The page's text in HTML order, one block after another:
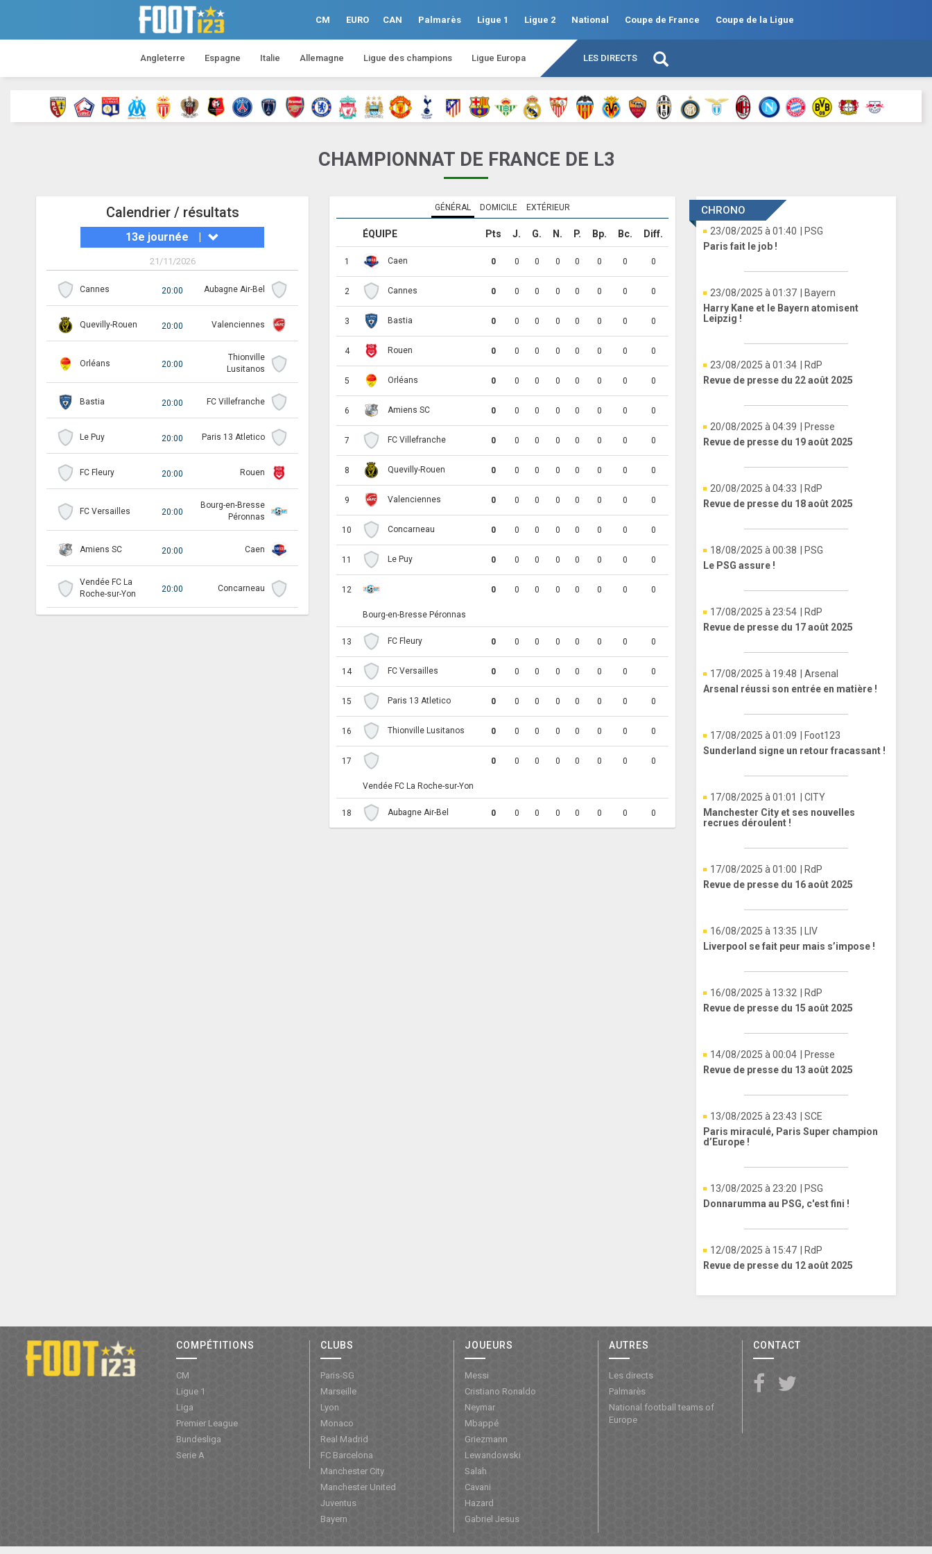
CM EURO CAN Palmarès Ligue 1 Ligue 2 National Coupe de France Coupe de la Ligue
Angleterre Espagne Italie Allemagne Ligue des champions Ligue Europa LES DIRECTS
CHAMPIONNAT DE FRANCE DE L3
Calendrier / résultats
13e journée |
21/11/2026
Cannes 20:00 Aubagne Air-Bel
Quevilly-Rouen 20:00 Valenciennes
Orléans 20:00
Thionville
Lusitanos
Bastia 20:00 FC Villefranche
Le Puy 20:00 Paris 13 Atletico
FC Fleury 20:00 Rouen
FC Versailles 20:00
Bourg-en-Bresse
Péronnas
Amiens SC 20:00 Caen
Vendée FC La
Roche-sur-Yon
20:00 Concarneau
GÉNÉRAL DOMICILE EXTÉRIEUR
ÉQUIPE Pts J. G. N. P. Bp. Bc. Diff.
1 Caen 0 0 0 0 0 0 0 0
2 Cannes 0 0 0 0 0 0 0 0
3 Bastia 0 0 0 0 0 0 0 0
4 Rouen 0 0 0 0 0 0 0 0
5 Orléans 0 0 0 0 0 0 0 0
6 Amiens SC 0 0 0 0 0 0 0 0
7 FC Villefranche 0 0 0 0 0 0 0 0
8 Quevilly-Rouen 0 0 0 0 0 0 0 0
9 Valenciennes 0 0 0 0 0 0 0 0
10 Concarneau 0 0 0 0 0 0 0 0
11 Le Puy 0 0 0 0 0 0 0 0
12
Bourg-en-Bresse Péronnas
0 0 0 0 0 0 0 0
13 FC Fleury 0 0 0 0 0 0 0 0
14 FC Versailles 0 0 0 0 0 0 0 0
15 Paris 13 Atletico 0 0 0 0 0 0 0 0
16 Thionville Lusitanos 0 0 0 0 0 0 0 0
17
Vendée FC La Roche-sur-Yon
0 0 0 0 0 0 0 0
18 Aubagne Air-Bel 0 0 0 0 0 0 0 0
CHRONO
23/08/2025 à 01:40
| PSG
Paris fait le job !
23/08/2025 à 01:37
| Bayern
Harry Kane et le Bayern atomisent
Leipzig !
23/08/2025 à 01:34
| RdP
Revue de presse du 22 août 2025
20/08/2025 à 04:39
| Presse
Revue de presse du 19 août 2025
20/08/2025 à 04:33
| RdP
Revue de presse du 18 août 2025
18/08/2025 à 00:38
| PSG
Le PSG assure !
17/08/2025 à 23:54
| RdP
Revue de presse du 17 août 2025
17/08/2025 à 19:48
| Arsenal
Arsenal réussi son entrée en matière !
17/08/2025 à 01:09
| Foot123
Sunderland signe un retour fracassant !
17/08/2025 à 01:01
| CITY
Manchester City et ses nouvelles
recrues déroulent !
17/08/2025 à 01:00
| RdP
Revue de presse du 16 août 2025
16/08/2025 à 13:35
| LIV
Liverpool se fait peur mais s’impose !
16/08/2025 à 13:32
| RdP
Revue de presse du 15 août 2025
14/08/2025 à 00:04
| Presse
Revue de presse du 13 août 2025
13/08/2025 à 23:43
| SCE
Paris miraculé, Paris Super champion
d’Europe !
13/08/2025 à 23:20
| PSG
Donnarumma au PSG, c'est fini !
12/08/2025 à 15:47
| RdP
Revue de presse du 12 août 2025
COMPÉTITIONS
CM
Ligue 1
Liga
Premier League
Bundesliga
Serie A
CLUBS
Paris-SG
Marseille
Lyon
Monaco
Real Madrid
FC Barcelona
Manchester City
Manchester United
Juventus
Bayern
JOUEURS
Messi
Cristiano Ronaldo
Neymar
Mbappé
Griezmann
Lewandowski
Salah
Cavani
Hazard
Gabriel Jesus
AUTRES
Les directs
Palmarès
National football teams of
Europe
CONTACT